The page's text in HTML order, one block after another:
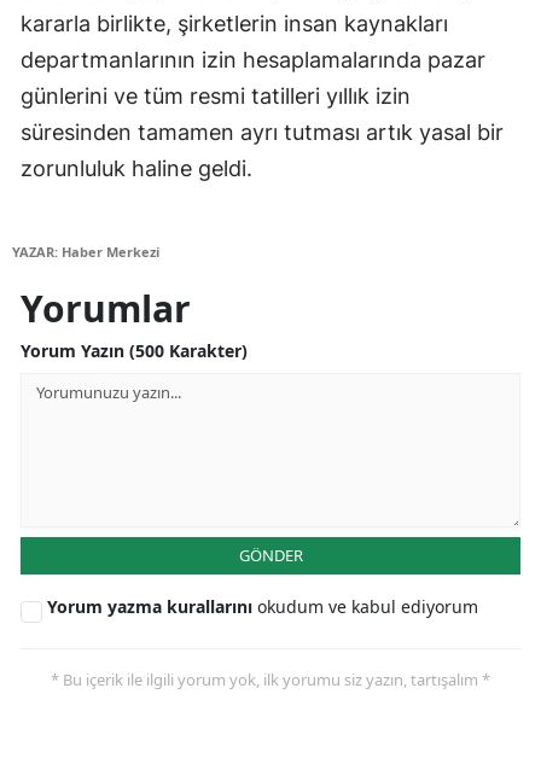
kararla birlikte, şirketlerin insan kaynakları
departmanlarının izin hesaplamalarında pazar
günlerini ve tüm resmi tatilleri yıllık izin
süresinden tamamen ayrı tutması artık yasal bir
zorunluluk haline geldi.
YAZAR: Haber Merkezi
Yorumlar
Yorum Yazın (500 Karakter)
GÖNDER
Yorum yazma kurallarını okudum ve kabul ediyorum
* Bu içerik ile ilgili yorum yok, ilk yorumu siz yazın, tartışalım *